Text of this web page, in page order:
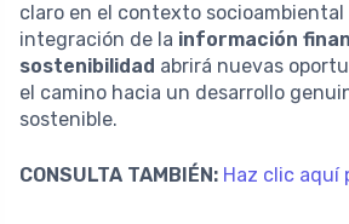
claro en el contexto socioambiental
integración de la información
sostenibilidad abrirá nuevas
el camino hacia un desarrollo
sostenible.
CONSULTA TAMBIÉN: Haz clic aquí